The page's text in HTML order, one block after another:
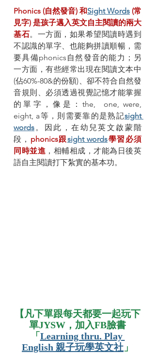
Phonics (自然發音) 和Sight Words (常
見字) 是孩子邁入英文自主閱讀的兩大
基石。一方面，如果希望閱讀時遇到
不認識的單字、也能夠拼讀順暢，需
要具備phonics自然發音的能力；另
一方面，有些經常出現在閱讀文本中
(佔60%-80&的份額)、卻不符合自然發
音規則、必須透過視覺記憶才能掌握
的單字，像是：the,  one, were,
eight, a等，則需要靠的是熟記sight
words。因此，在幼兒英文啟蒙階
段， phonics跟sight words學習必須
同時並進 ，相輔相成，才能為日後英
語自主閱讀打下紮實的基本功。
【凡下單跟每天都要一起玩下
單JYSW，加入FB臉書
「 Learning thru. Play
English 親子玩學英文社 」